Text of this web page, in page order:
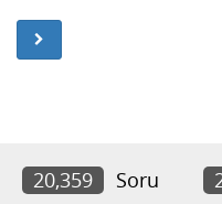
20,359 Soru